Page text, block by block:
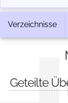
Verzeichnisse
Geteilte